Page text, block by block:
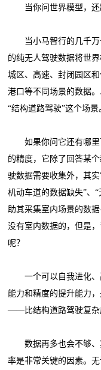
当你问世界模型，还
当小马智行的几千万
的纯无人驾驶数据将世
城区、高速、封闭园区和
港口等不同场景的数据
“结构道路驾驶”这个场景
如果你问它还有哪里
的精度，它除了回答某
驶数据需要收集外，其
机动车道的数据缺失”、
助其采集室内场景的数
没有室内数据的，但是
呢？
一个可以自我进化、
能力和精度的提升能力
——比结构道路驾驶复杂
数据再多也会不够、
率是非常关键的因素。